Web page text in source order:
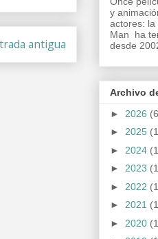
antigua
y
actores: la
Man ha
desde
Archivo
► 2026
► 2025
► 2024
► 2023
► 2022
► 2021
► 2020